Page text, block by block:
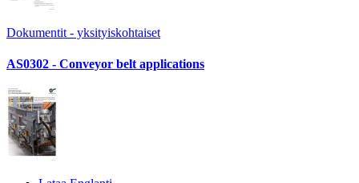
Dokumentit - yksityiskohtaiset
AS0302 - Conveyor belt applications